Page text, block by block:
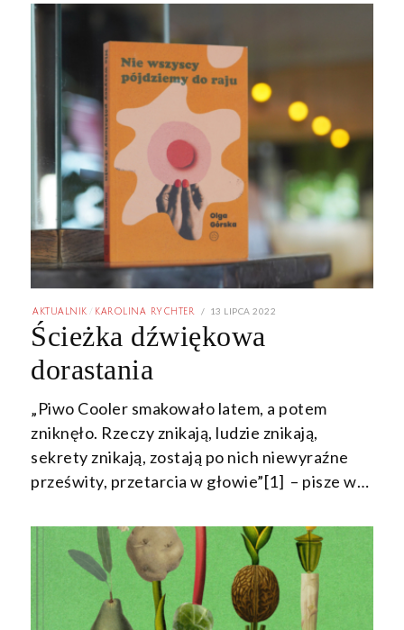
AKTUALNIK KAROLINA RYCHTER
POSTED
13 LIPCA 2022
Ścieżka dźwiękowa
dorastania
„Piwo Cooler smakowało latem, a potem
zniknęło. Rzeczy znikają, ludzie znikają,
sekrety znikają, zostają po nich niewyraźne
prześwity, przetarcia w głowie”[1] – pisze w…